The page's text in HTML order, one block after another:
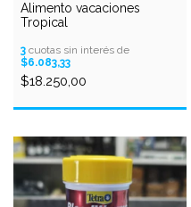
Alimento vacaciones
Tropical
3 cuotas sin interés de
$6.083,33
$18.250,00